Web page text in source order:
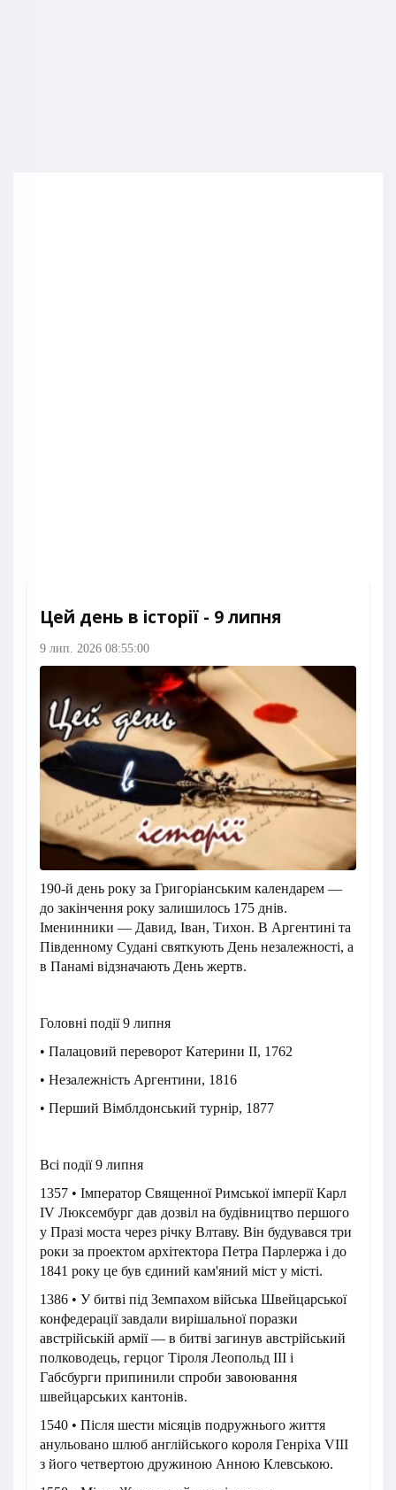
Цей день в історії - 9 липня
9 лип. 2026 08:55:00
190-й день року за Григоріанським календарем —
до закінчення року залишилось 175 днів.
Іменинники — Давид, Іван, Тихон. В Аргентині та
Південному Судані святкують День незалежності, а
в Панамі відзначають День жертв.
Головні події 9 липня
• Палацовий переворот Катерини II, 1762
• Незалежність Аргентини, 1816
• Перший Вімблдонський турнір, 1877
Всі події 9 липня
1357 • Імператор Священної Римської імперії Карл
IV Люксембург дав дозвіл на будівництво першого
у Празі моста через річку Влтаву. Він будувався три
роки за проектом архітектора Петра Парлержа і до
1841 року це був єдиний кам'яний міст у місті.
1386 • У битві під Земпахом війська Швейцарської
конфедерації завдали вирішальної поразки
австрійській армії — в битві загинув австрійський
полководець, герцог Тіроля Леопольд III і
Габсбурги припинили спроби завоювання
швейцарських кантонів.
1540 • Після шести місяців подружнього життя
анульовано шлюб англійського короля Генріха VIII
з його четвертою дружиною Анною Клевською.